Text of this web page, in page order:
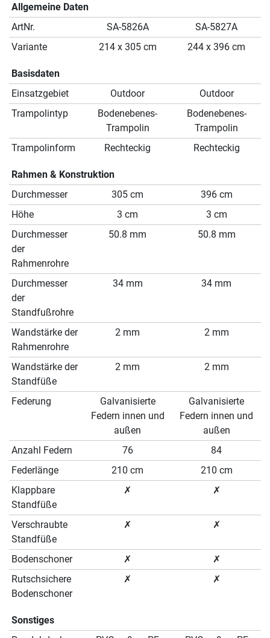
Allgemeine Daten
ArtNr.
SA-5826A
SA-5827A
Variante
214 x 305 cm 244 x 396 cm
Basisdaten
Einsatzgebiet
Outdoor
Outdoor
Trampolintyp
Bodenebenes-
Trampolin
Bodenebenes-
Trampolin
Trampolinform
Rechteckig Rechteckig
Rahmen & Konstruktion
Durchmesser
305 cm
396 cm
Höhe
3 cm
3 cm
Durchmesser
der
Rahmenrohre
50.8 mm 50.8 mm
Durchmesser
der
Standfußrohre
34 mm 34 mm
Wandstärke der
Rahmenrohre
2 mm 2 mm
Wandstärke der
Standfüße
2 mm 2 mm
Federung
Galvanisierte
Federn innen und
außen
Galvanisierte
Federn innen und
außen
Anzahl Federn
76
84
Federlänge
210 cm
210 cm
Klappbare
Standfüße
✗ ✗
Verschraubte
Standfüße
✗ ✗
Bodenschoner ✗
✗
Rutschsichere
Bodenschoner
✗ ✗
Sonstiges